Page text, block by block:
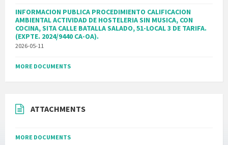
INFORMACION PUBLICA PROCEDIMIENTO CALIFICACION
AMBIENTAL ACTIVIDAD DE HOSTELERIA SIN MUSICA, CON
COCINA, SITA CALLE BATALLA SALADO, 51-LOCAL 3 DE TARIFA.
(EXPTE. 2024/9440 CA-OA).
2026-05-11
MORE DOCUMENTS
ATTACHMENTS
MORE DOCUMENTS